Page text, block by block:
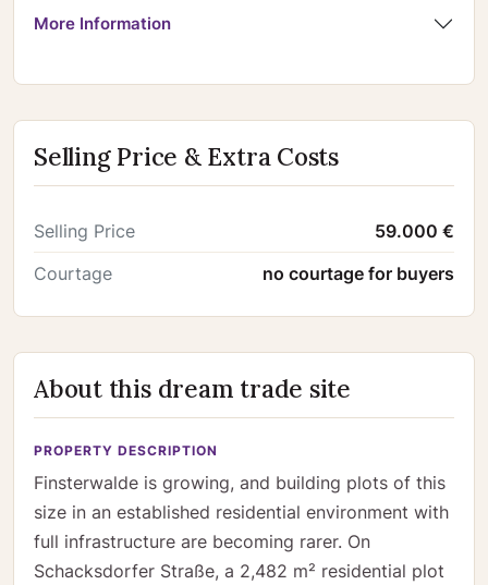
More Information
Selling Price & Extra Costs
Selling Price
59.000 €
Courtage
no courtage for buyers
About this dream trade site
PROPERTY DESCRIPTION
Finsterwalde is growing, and building plots of this
size in an established residential environment with
full infrastructure are becoming rarer. On
Schacksdorfer Straße, a 2,482 m² residential plot